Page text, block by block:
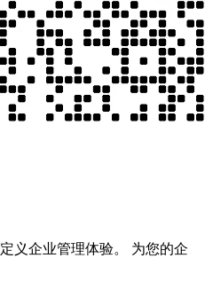
义企业管理体验。 为您的企